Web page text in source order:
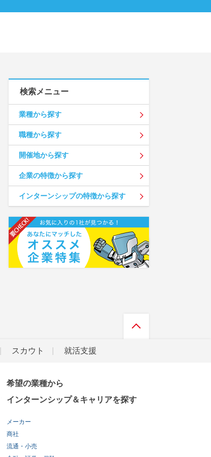
検索メニュー
業種から探す
職種から探す
開催地から探す
企業の特徴から探す
インターンシップの特徴から探す
スカウト 就活支援
希望の業種から
インターンシップ＆キャリアを探す
メーカー
商社
流通・小売